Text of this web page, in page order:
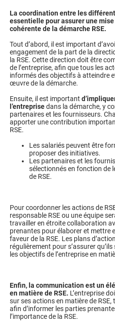
La coordination entre les
essentielle pour assurer une
cohérente de la démarche RSE.
Tout d’abord, il est important
engagement de la part de la
la RSE. Cette direction doit être
de l’entreprise, afin que tous les
informés des objectifs à atteindre
œuvre de la démarche.
Ensuite, il est important
l’entreprisedans la démarche, y
partenaires et les fournisseurs.
apporter une contribution
RSE.
Les salariés peuvent être
proposer des initiatives.
Les partenaires et les
sélectionnés en fonction de
de RSE.
Pour coordonner les actions de
responsable RSE ou une équipe
travailler en étroite collaboration
prenantes pour élaborer et mettre
faveur de la RSE. Les plans
régulièrement pour s’assurer
les objectifs de l’entreprise en
Enfin, la communication est un
en matière de RSE. L’entreprise
sur ses actions en matière de RSE,
afin d’informer les parties
l’importance de la RSE.